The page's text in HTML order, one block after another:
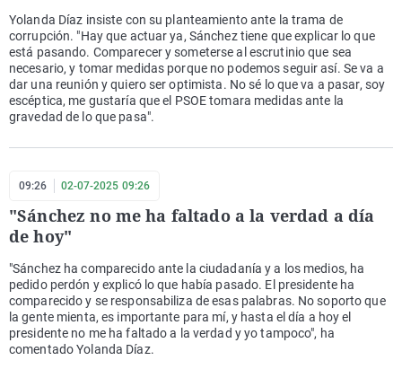
Yolanda Díaz insiste con su planteamiento ante la trama de
corrupción. "Hay que actuar ya, Sánchez tiene que explicar lo que
está pasando. Comparecer y someterse al escrutinio que sea
necesario, y tomar medidas porque no podemos seguir así. Se va a
dar una reunión y quiero ser optimista. No sé lo que va a pasar, soy
escéptica, me gustaría que el PSOE tomara medidas ante la
gravedad de lo que pasa".
09:26 02-07-2025 09:26
"Sánchez no me ha faltado a la verdad a día
de hoy"
"Sánchez ha comparecido ante la ciudadanía y a los medios, ha
pedido perdón y explicó lo que había pasado. El presidente ha
comparecido y se responsabiliza de esas palabras. No soporto que
la gente mienta, es importante para mí, y hasta el día a hoy el
presidente no me ha faltado a la verdad y yo tampoco", ha
comentado Yolanda Díaz.